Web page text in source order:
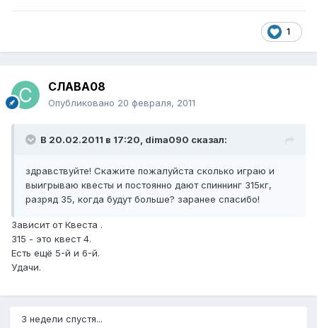
1
СЛАВА08
Опубликовано 20 февраля, 2011
В 20.02.2011 в 17:20, dima090 сказал:
здравствуйте! Скажите пожалуйста сколько играю и
выигрываю квесты и постоянно дают спиннинг 315кг,
разряд 35, когда будут больше? заранее спасибо!
Зависит от Квеста .
315 - это квест 4.
Есть ещё 5-й и 6-й.
Удачи.
3 недели спустя...